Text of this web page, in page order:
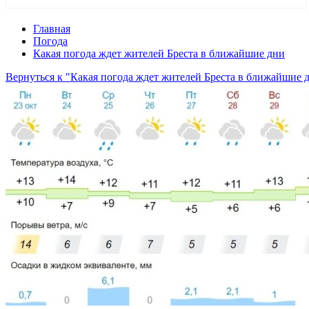
Главная
Погода
Какая погода ждет жителей Бреста в ближайшие дни
Вернуться к "Какая погода ждет жителей Бреста в ближайшие